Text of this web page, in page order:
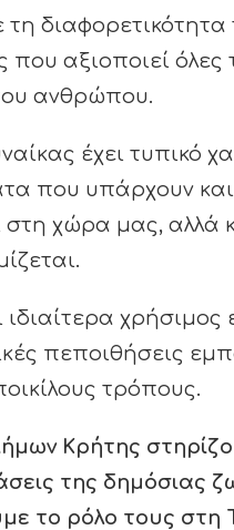
που αξιοποιεί όλες
ανθρώπου.
έχει τυπικό
που υπάρχουν
στη χώρα μας, αλλά
πεποιθήσεις
τρόπους.
Κρήτης
της δημόσιας
το ρόλο τους στη